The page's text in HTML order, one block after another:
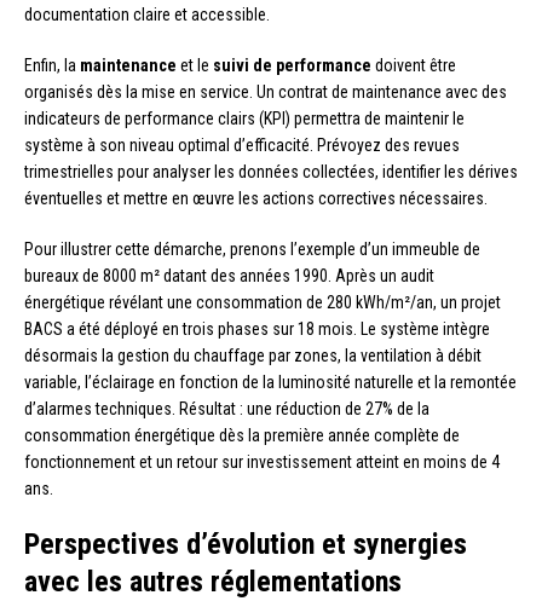
documentation claire et accessible.
Enfin, la maintenance et le suivi de performance doivent être
organisés dès la mise en service. Un contrat de maintenance avec des
indicateurs de performance clairs (KPI) permettra de maintenir le
système à son niveau optimal d’efficacité. Prévoyez des revues
trimestrielles pour analyser les données collectées, identifier les dérives
éventuelles et mettre en œuvre les actions correctives nécessaires.
Pour illustrer cette démarche, prenons l’exemple d’un immeuble de
bureaux de 8000 m² datant des années 1990. Après un audit
énergétique révélant une consommation de 280 kWh/m²/an, un projet
BACS a été déployé en trois phases sur 18 mois. Le système intègre
désormais la gestion du chauffage par zones, la ventilation à débit
variable, l’éclairage en fonction de la luminosité naturelle et la remontée
d’alarmes techniques. Résultat : une réduction de 27% de la
consommation énergétique dès la première année complète de
fonctionnement et un retour sur investissement atteint en moins de 4
ans.
Perspectives d’évolution et synergies
avec les autres réglementations